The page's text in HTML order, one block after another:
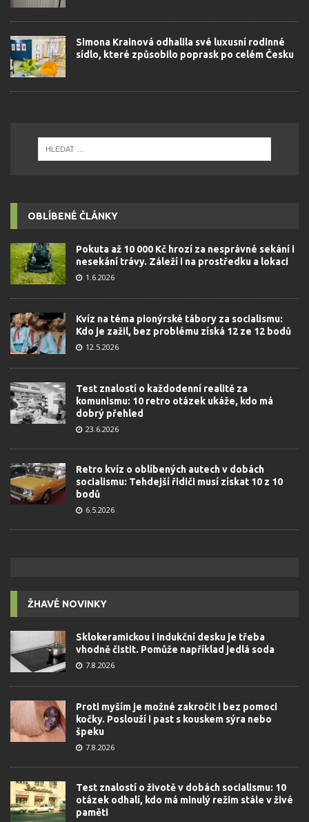
Simona Krainová odhalila své luxusní rodinné
sídlo, které způsobilo poprask po celém Česku
OBLÍBENÉ ČLÁNKY
Pokuta až 10 000 Kč hrozí za nesprávné sekání i
nesekání trávy. Záleží i na prostředku a lokaci
1.6.2026
Kvíz na téma pionýrské tábory za socialismu:
Kdo je zažil, bez problému získá 12 ze 12 bodů
12.5.2026
Test znalostí o každodenní realitě za
komunismu: 10 retro otázek ukáže, kdo má
dobrý přehled
23.6.2026
Retro kvíz o oblíbených autech v dobách
socialismu: Tehdejší řidiči musí získat 10 z 10
bodů
6.5.2026
ŽHAVÉ NOVINKY
Sklokeramickou i indukční desku je třeba
vhodně čistit. Pomůže například jedlá soda
7.8.2026
Proti myším je možné zakročit i bez pomoci
kočky. Poslouží i past s kouskem sýra nebo
špeku
7.8.2026
Test znalostí o životě v dobách socialismu: 10
otázek odhalí, kdo má minulý režim stále v živé
paměti